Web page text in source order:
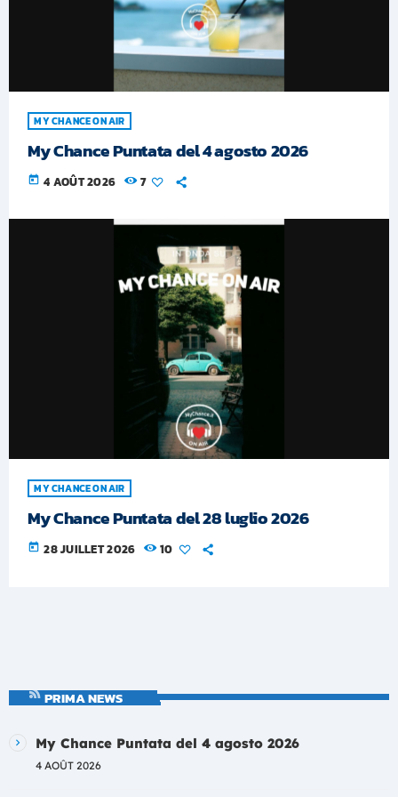
MY CHANCE ON AIR
My Chance Puntata del 4 agosto 2026
today 4 AOÛT 2026 7
MY CHANCE ON AIR
My Chance Puntata del 28 luglio 2026
today 28 JUILLET 2026 10
PRIMA NEWS
My Chance Puntata del 4 agosto 2026
4 AOÛT 2026